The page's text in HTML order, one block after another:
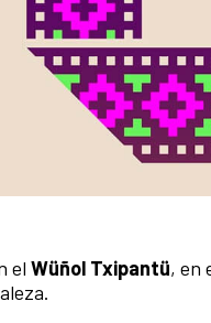
el Wüñol Txipantü, en